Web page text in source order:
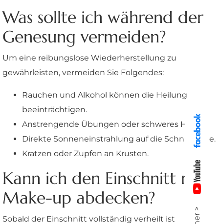
Was sollte ich während der
Genesung vermeiden?
Um eine reibungslose Wiederherstellung zu
gewährleisten, vermeiden Sie Folgendes:
Rauchen und Alkohol können die Heilung
beeinträchtigen.
Anstrengende Übungen oder schweres Heben.
Direkte Sonneneinstrahlung auf die Schnittstelle.
Kratzen oder Zupfen an Krusten.
Kann ich den Einschnitt mit
Make-up abdecken?
Sobald der Einschnitt vollständig verheilt ist